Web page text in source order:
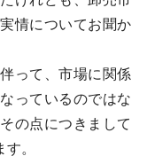
情についてお聞か
って、市場に関係
っているのではな
の点につきまして
。